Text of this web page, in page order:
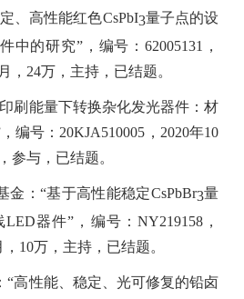
、高性能红色CsPbI3量子点的设
中的研究”，编号：62005131
，
月， 24万，主持，已结题。
刷能量下转换杂化发光器件：材
编号： 20KJA510005 ， 2020年10
参与，已结题。
金：“基于高性能稳定CsPbBr3量
LED器件” ，编号： NY219158，
， 10万，主持，已结题。
“高性能、稳定、光可修复的铅卤